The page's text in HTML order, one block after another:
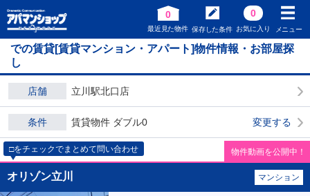
0
最近見た物件 保存した条件
0
お気に入り メニュー
での賃貸[賃貸マンション・アパート]物件情報・お部屋探
し
店舗 立川駅北口店
条件 賃貸物件 ダブル0 変更する
□をチェックでまとめて問い合わせ 物件動画を公開中！
オリゾン立川 マンション